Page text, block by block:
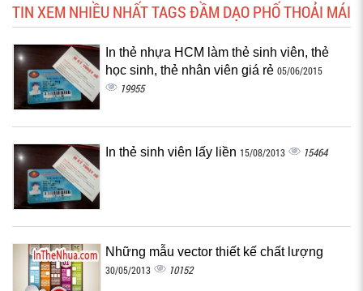
TIN XEM NHIỀU NHẤT TAGS ĐẦM DẠO PHỐ THOẢI MÁI
In thẻ nhựa HCM làm thẻ sinh viên, thẻ
học sinh, thẻ nhân viên giá rẻ 05/06/2015
19955
In thẻ sinh viên lấy liền 15/08/2013 15464
Những mẫu vector thiết kế chất lượng
30/05/2013 10152